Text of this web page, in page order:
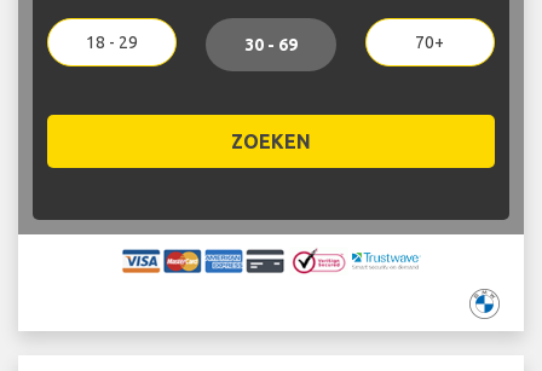
18 - 29 30 - 69 70+
ZOEKEN